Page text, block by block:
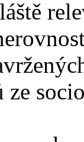
ze